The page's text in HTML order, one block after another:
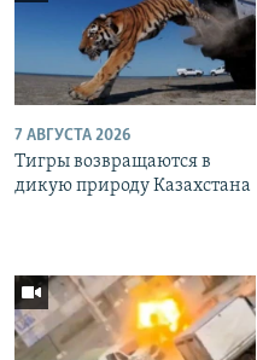
7 АВГУСТА 2026
Тигры возвращаются в
дикую природу Казахстана